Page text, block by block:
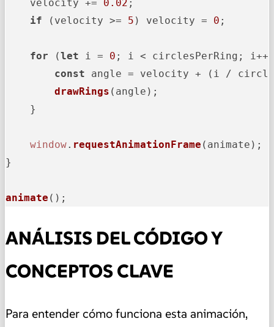
    velocity +=
0.02 ;
if (velocity >= 5 ) velocity = 0 ;
for (let i = 0 ; i < circlesPerRing;
const angle = velocity + (i /
drawRings (angle);
    }
window. requestAnimationFrame (animate);
}
animate ();
ANÁLISIS DEL CÓDIGO Y
CONCEPTOS CLAVE
Para entender cómo funciona esta animación,